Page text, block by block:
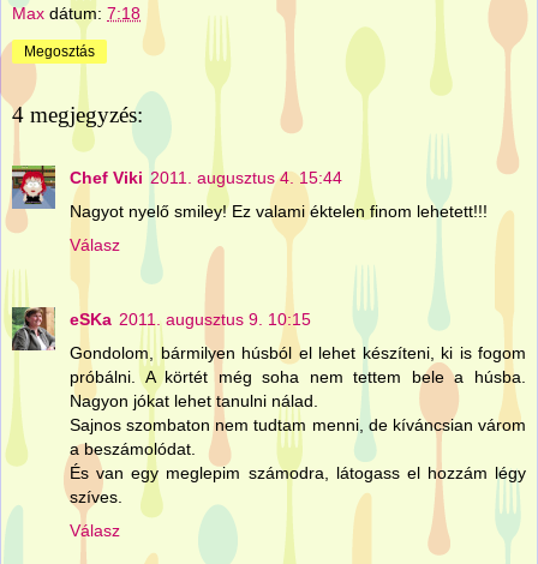
Max dátum: 7:18
Megosztás
4 megjegyzés:
Chef Viki 2011. augusztus 4. 15:44
Nagyot nyelő smiley! Ez valami éktelen finom lehetett!!!
Válasz
eSKa 2011. augusztus 9. 10:15
Gondolom, bármilyen húsból el lehet készíteni, ki is fogom
próbálni. A körtét még soha nem tettem bele a húsba.
Nagyon jókat lehet tanulni nálad.
Sajnos szombaton nem tudtam menni, de kíváncsian várom
a beszámolódat.
És van egy meglepim számodra, látogass el hozzám légy
szíves.
Válasz